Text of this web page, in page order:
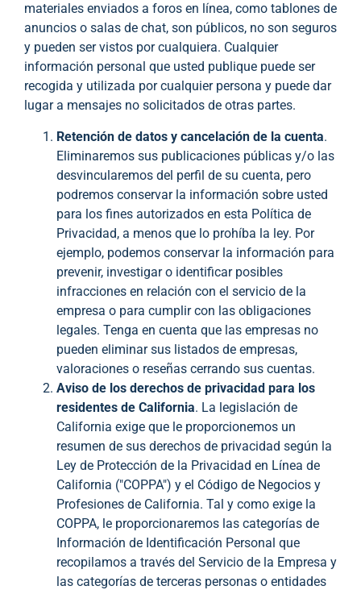
materiales enviados a foros en línea, como tablones de
anuncios o salas de chat, son públicos, no son seguros
y pueden ser vistos por cualquiera. Cualquier
información personal que usted publique puede ser
recogida y utilizada por cualquier persona y puede dar
lugar a mensajes no solicitados de otras partes.
Retención de datos y cancelación de la cuenta.
Eliminaremos sus publicaciones públicas y/o las
desvincularemos del perfil de su cuenta, pero
podremos conservar la información sobre usted
para los fines autorizados en esta Política de
Privacidad, a menos que lo prohíba la ley. Por
ejemplo, podemos conservar la información para
prevenir, investigar o identificar posibles
infracciones en relación con el servicio de la
empresa o para cumplir con las obligaciones
legales. Tenga en cuenta que las empresas no
pueden eliminar sus listados de empresas,
valoraciones o reseñas cerrando sus cuentas.
Aviso de los derechos de privacidad para los
residentes de California. La legislación de
California exige que le proporcionemos un
resumen de sus derechos de privacidad según la
Ley de Protección de la Privacidad en Línea de
California ("COPPA") y el Código de Negocios y
Profesiones de California. Tal y como exige la
COPPA, le proporcionaremos las categorías de
Información de Identificación Personal que
recopilamos a través del Servicio de la Empresa y
las categorías de terceras personas o entidades